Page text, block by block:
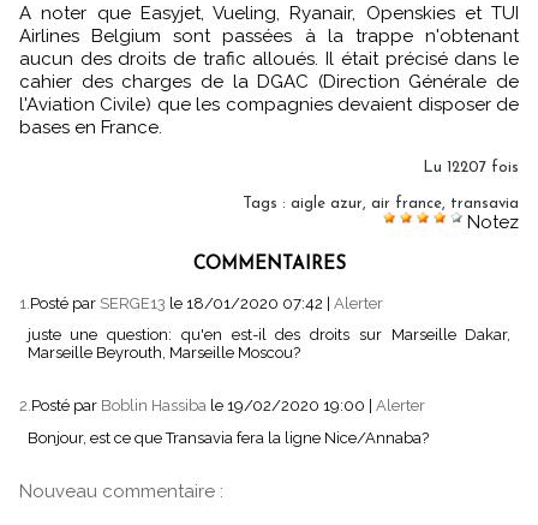
A noter que Easyjet, Vueling, Ryanair, Openskies et TUI
Airlines Belgium sont passées à la trappe n'obtenant
aucun des droits de trafic alloués. Il était précisé dans le
cahier des charges de la DGAC (Direction Générale de
l'Aviation Civile) que les compagnies devaient disposer de
bases en France.
Lu 12207 fois
Tags : aigle azur, air france, transavia
Notez
COMMENTAIRES
1. Posté par SERGE13 le 18/01/2020 07:42 | Alerter
juste une question: qu'en est-il des droits sur Marseille Dakar,
Marseille Beyrouth, Marseille Moscou?
2. Posté par Boblin Hassiba le 19/02/2020 19:00
Alerter
Bonjour, est ce que Transavia fera la ligne Nice/Annaba?
Nouveau commentaire :